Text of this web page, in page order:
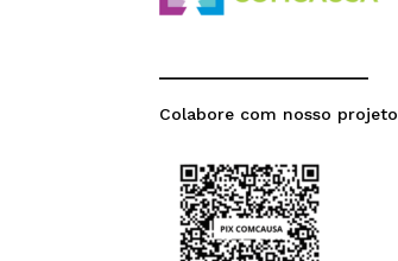
Colabore com nosso projeto